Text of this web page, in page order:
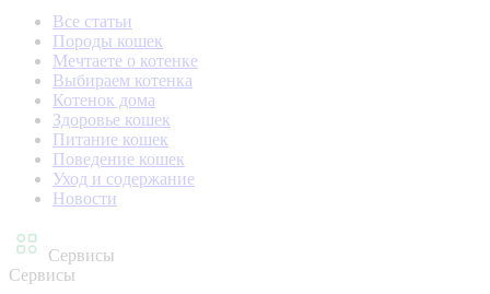
Все статьи
Породы кошек
Мечтаете о котенке
Выбираем котенка
Котенок дома
Здоровье кошек
Питание кошек
Поведение кошек
Уход и содержание
Новости
Сервисы
Сервисы